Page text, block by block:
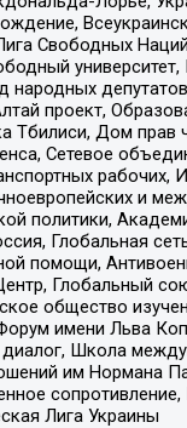
Свободных
университет,
проект,
Дом
Сетевое
и
политики,
Глобальная
помощи,
Глобальный
общество
имени Льва
Школа
им Нормана
Лига Украины